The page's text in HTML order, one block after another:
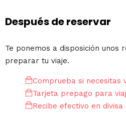
Después de reservar
Te ponemos a disposición unos
preparar tu viaje.
Comprueba si necesitas
Tarjeta prepago para
Recibe efectivo en divisa